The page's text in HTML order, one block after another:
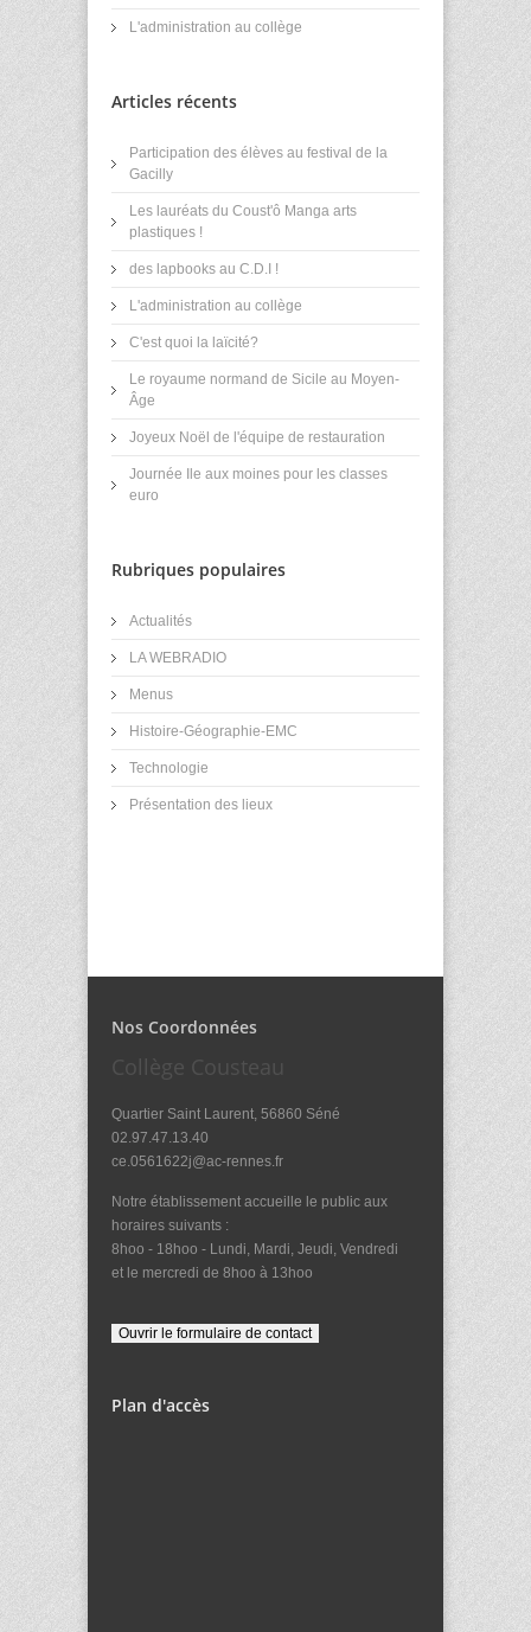
L'administration au collège
Articles récents
Participation des élèves au festival de la
Gacilly
Les lauréats du Coust'ô Manga arts
plastiques !
des lapbooks au C.D.I !
L'administration au collège
C'est quoi la laïcité?
Le royaume normand de Sicile au Moyen-
Âge
Joyeux Noël de l'équipe de restauration
Journée Ile aux moines pour les classes
euro
Rubriques populaires
Actualités
LA WEBRADIO
Menus
Histoire-Géographie-EMC
Technologie
Présentation des lieux
Nos Coordonnées
Collège Cousteau
Quartier Saint Laurent, 56860 Séné
02.97.47.13.40
ce.0561622j@ac-rennes.fr
Notre établissement accueille le public aux
horaires suivants :
8hoo - 18hoo - Lundi, Mardi, Jeudi, Vendredi
et le mercredi de 8hoo à 13hoo
Plan d'accès